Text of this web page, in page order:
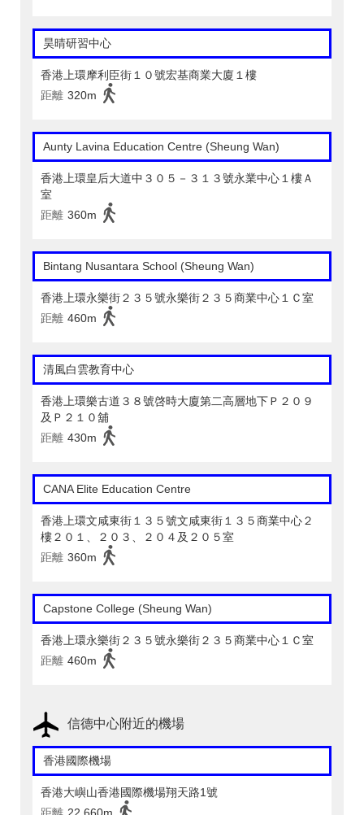
昊晴研習中心
香港上環摩利臣街１０號宏基商業大廈１樓
距離 320m
Aunty Lavina Education Centre (Sheung Wan)
香港上環皇后大道中３０５－３１３號永業中心１樓Ａ
室
距離 360m
Bintang Nusantara School (Sheung Wan)
香港上環永樂街２３５號永樂街２３５商業中心１Ｃ室
距離 460m
清風白雲教育中心
香港上環樂古道３８號啓時大廈第二高層地下Ｐ２０９
及Ｐ２１０舖
距離 430m
CANA Elite Education Centre
香港上環文咸東街１３５號文咸東街１３５商業中心２
樓２０１、２０３、２０４及２０５室
距離 360m
Capstone College (Sheung Wan)
香港上環永樂街２３５號永樂街２３５商業中心１Ｃ室
距離 460m
信德中心附近的機場
香港國際機場
香港大嶼山香港國際機場翔天路1號